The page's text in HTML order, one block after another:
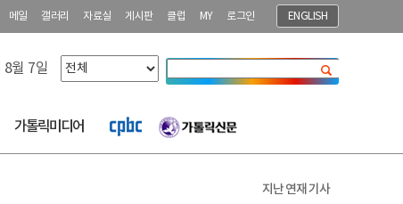
메일 갤러리 자료실 게시판 클럽 MY 로그인 ENGLISH
8월 7일
가톨릭미디어
지난 연재 기사